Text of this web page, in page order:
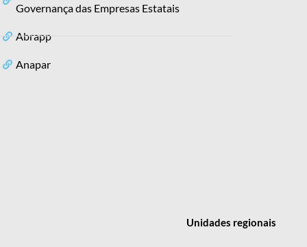
Governança das Empresas Estatais
Abrapp
Anapar
Unidades regionais